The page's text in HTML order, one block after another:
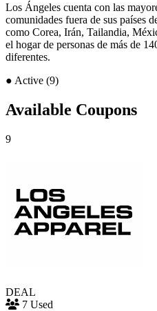
Los Ángeles cuenta con las
comunidades fuera de sus países
como Corea, Irán, Tailandia,
el hogar de personas de más de
diferentes.
● Active (9)
Available Coupons
9
DEAL
7 Used